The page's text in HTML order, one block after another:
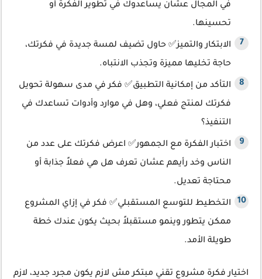
في المجال عشان يساعدوك في تطوير الفكرة أو
تحسينها.
الابتكار والتميز✅ حاول تضيف لمسة جديدة في فكرتك،
حاجة تخليها مميزة وتجذب الانتباه.
التأكد من إمكانية التطبيق✅ فكر في مدى سهولة تحويل
فكرتك لمنتج فعلي، وهل في موارد وأدوات تساعدك في
التنفيذ؟
اختبار الفكرة مع الجمهور✅ اعرض فكرتك على عدد من
الناس وخد رأيهم عشان تعرف هل هي فعلاً جذابة أو
محتاجة تعديل.
التخطيط للتوسع المستقبلي✅ فكر في إزاي المشروع
ممكن يتطور وينمو مستقبلاً بحيث يكون عندك خطة
طويلة الأمد.
اختيار فكرة مشروع تقني مبتكر مش لازم يكون مجرد جديد، لازم